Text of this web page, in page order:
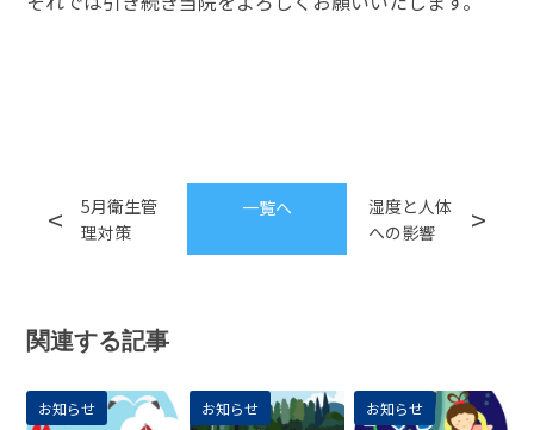
5月衛生管
理対策
一覧へ
湿度と人体
への影響
関連する記事
お知らせ お知らせ お知らせ